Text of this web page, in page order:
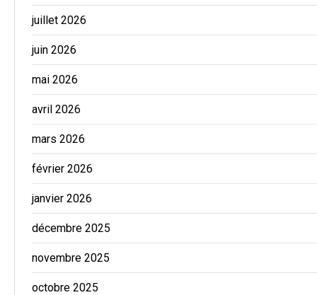
juillet 2026
juin 2026
mai 2026
avril 2026
mars 2026
février 2026
janvier 2026
décembre 2025
novembre 2025
octobre 2025